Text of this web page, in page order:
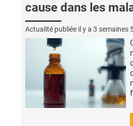
cause dans les
Actualité publiée il y a 3 semaines